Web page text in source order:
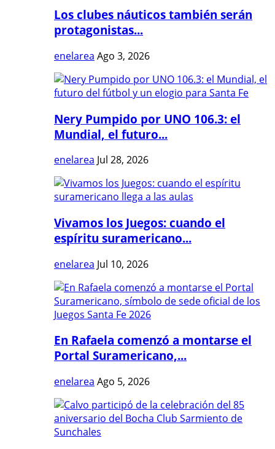
Los clubes náuticos también serán
protagonistas...
enelarea Ago 3, 2026
Nery Pumpido por UNO 106.3: el
Mundial, el futuro...
enelarea Jul 28, 2026
Vivamos los Juegos: cuando el
espíritu suramericano...
enelarea Jul 10, 2026
En Rafaela comenzó a montarse el
Portal Suramericano,...
enelarea Ago 5, 2026